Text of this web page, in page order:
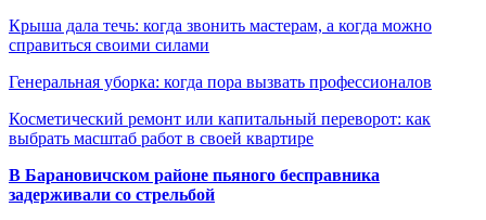
Крыша дала течь: когда звонить мастерам, а когда можно
справиться своими силами
Генеральная уборка: когда пора вызвать профессионалов
Косметический ремонт или капитальный переворот: как
выбрать масштаб работ в своей квартире
В Барановичском районе пьяного бесправника
задерживали со стрельбой